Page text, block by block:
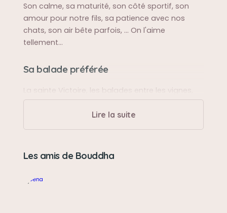
Son calme, sa maturité, son côté sportif, son
amour pour notre fils, sa patience avec nos
chats, son air bête parfois, ... On l'aime
tellement...
Sa balade préférée
La sainte Victoire, les balades entre les vignes,
les sorties en voiture... Et le Bayon et ses pierres ♥️
Sa bêtise préférée
Monter sur le canapé en cachette et manger les
Lire la suite
Les amis de Bouddha